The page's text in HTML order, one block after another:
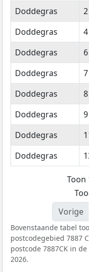
Straatnaam
Doddegras 2
Doddegras
4
Doddegras
6
Doddegras
7
Doddegras
8
Doddegras
9
Doddegras
Doddegras
Toon
Vorige
Bovenstaande tabel
postcodegebied 7887
postcode 7887CK in de
2026.